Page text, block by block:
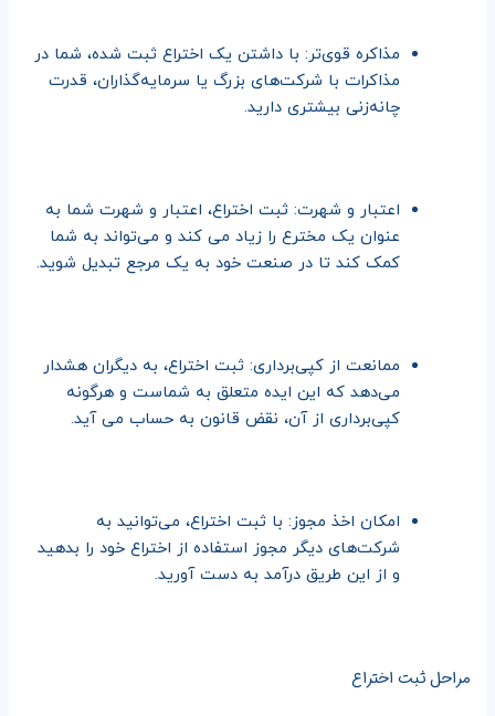
مذاکره قوی‌تر: با داشتن یک اختراع ثبت شده، شما در
مذاکرات با شرکت‌های بزرگ یا سرمایه‌گذاران، قدرت
چانه‌زنی بیشتری دارید.
اعتبار و شهرت: ثبت اختراع، اعتبار و شهرت شما به
عنوان یک مخترع را زیاد می کند و می‌تواند به شما
کمک کند تا در صنعت خود به یک مرجع تبدیل شوید.
ممانعت از کپی‌برداری: ثبت اختراع، به دیگران هشدار
می‌دهد که این ایده متعلق به شماست و هرگونه
کپی‌برداری از آن، نقض قانون به حساب می آید.
امکان اخذ مجوز: با ثبت اختراع، می‌توانید به
شرکت‌های دیگر مجوز استفاده از اختراع خود را بدهید
و از این طریق درآمد به دست آورید.
مراحل ثبت اختراع